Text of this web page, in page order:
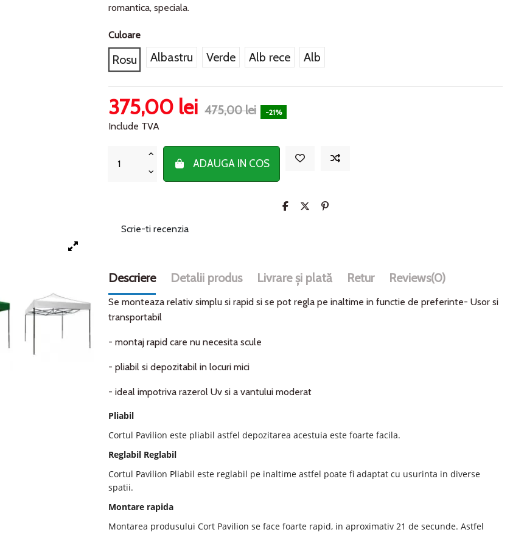
romantica, speciala.
Culoare
Rosu Albastru Verde Alb rece Alb
375,00 lei 475,00 lei -21%
Include TVA
ADAUGA IN COS
Scrie-ti recenzia
Descriere Detalii produs Livrare și plată Retur Reviews(0)
Se monteaza relativ simplu si rapid si se pot regla pe inaltime in functie de preferinte- Usor si
transportabil
- montaj rapid care nu necesita scule
- pliabil si depozitabil in locuri mici
- ideal impotriva razerol Uv si a vantului moderat
Pliabil
Cortul Pavilion este pliabil astfel depozitarea acestuia este foarte facila.
Reglabil Reglabil
Cortul Pavilion Pliabil este reglabil pe inaltime astfel poate fi adaptat cu usurinta in diverse
spatii.
Montare rapida
Montarea produsului Cort Pavilion se face foarte rapid, in aproximativ 21 de secunde. Astfel